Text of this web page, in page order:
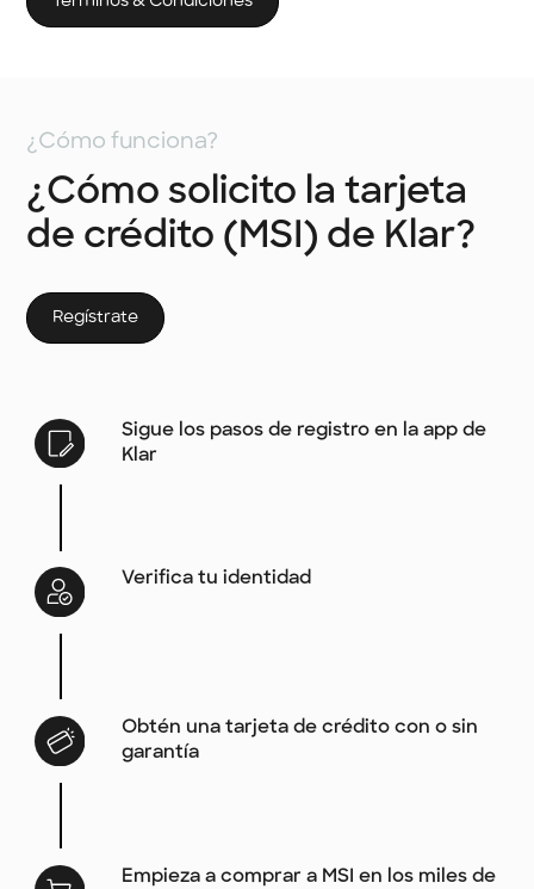
¿Cómo funciona?
¿Cómo solicito la tarjeta
de crédito (MSI) de Klar?
Regístrate
Sigue los pasos de registro en la app de
Klar
Verifica tu identidad
Obtén una tarjeta de crédito con o sin
garantía
Empieza a comprar a MSI en los miles de